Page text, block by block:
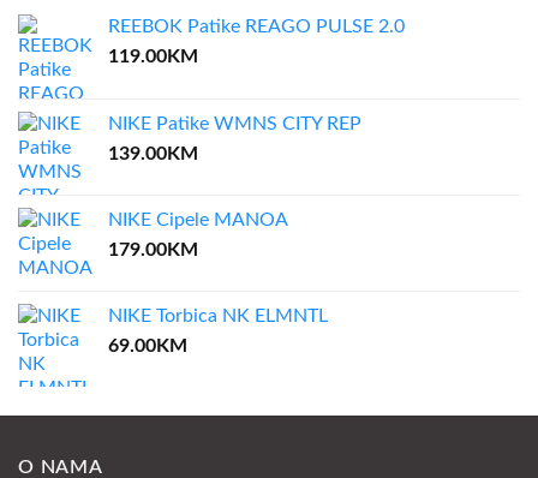
REEBOK Patike REAGO PULSE 2.0
119.00KM
NIKE Patike WMNS CITY REP
139.00KM
NIKE Cipele MANOA
179.00KM
NIKE Torbica NK ELMNTL
69.00KM
O NAMA